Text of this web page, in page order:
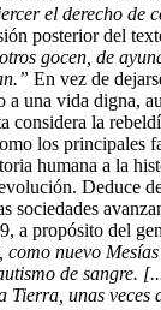
el derecho de
posterior del
gocen, de
En vez de
a una vida digna,
considera la
los principales
humana a la
Deduce
sociedades
a propósito del
nuevo
de sangre.
Tierra, unas veces